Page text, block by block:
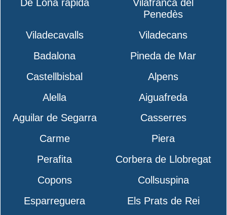
De Lona rápida
Vilafranca del
Penedès
Viladecavalls
Viladecans
Badalona
Pineda de Mar
Castellbisbal
Alpens
Alella
Aiguafreda
Aguilar de Segarra
Casserres
Carme
Piera
Perafita
Corbera de Llobregat
Copons
Collsuspina
Esparreguera
Els Prats de Rei